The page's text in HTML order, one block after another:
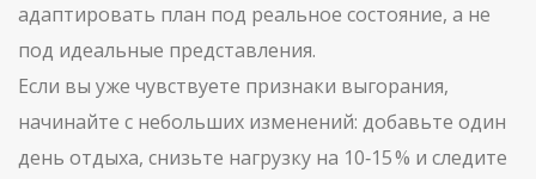
адаптировать план под реальное состояние, а не
под идеальные представления.
Если вы уже чувствуете признаки выгорания,
начинайте с небольших изменений: добавьте один
день отдыха, снизьте нагрузку на 10‑15 % и следите